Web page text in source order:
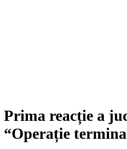
Prima reacție a
“Operație